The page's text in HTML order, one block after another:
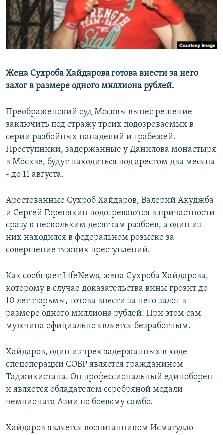
Жена Сухроба Хайдарова готова внести за него
залог в размере одного миллиона рублей.
Преображенский суд Москвы вынес решение
заключить под стражу троих подозреваемых в
серии разбойных нападений и грабежей.
Преступники, задержанные у Данилова монастыря
в Москве, будут находиться под арестом два месяца
- до 11 августа.
Арестованные Сухроб Хайдаров, Валерий Акуджба
и Сергей Горепякин подозреваются в причастности
сразу к нескольким десяткам разбоев, а один из
них находился в федеральном розыске за
совершение тяжких преступлений.
Как сообщает LifeNews, жена Сухроба Хайдарова,
которому в случае доказательства вины грозит до
10 лет тюрьмы, готова внести за него залог в
размере одного миллиона рублей. При этом сам
мужчина официально является безработным.
Хайдаров, один из трех задержанных в ходе
спецоперации СОБР является гражданином
Таджикистана. Он профессиональный единоборец
и является обладателем серебряной медали
чемпионата Азии по боевому самбо.
Хайдаров является воспитанником Исматулло